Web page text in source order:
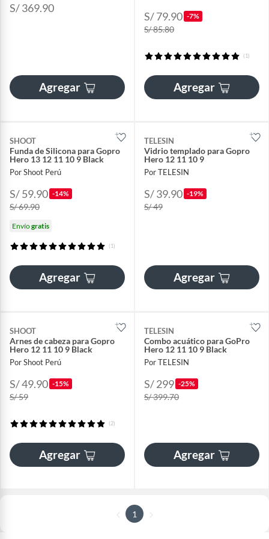
S/ 369.90
Agregar
S/ 79.90 -7%
S/ 85.80
(1)
Agregar
SHOOT
Funda de Silicona para Gopro
Hero 13 12 11 10 9 Black
Por Shoot Perú
S/ 59.90 -14%
S/ 69.90
Envíogratis
(1)
Agregar
TELESIN
Vidrio templado para Gopro
Hero 12 11 10 9
Por TELESIN
S/ 39.90 -19%
S/ 49
Agregar
SHOOT
Arnes de cabeza para Gopro
Hero 12 11 10 9 Black
Por Shoot Perú
S/ 49.90 -15%
S/ 59
(2)
Agregar
TELESIN
Combo acuático para GoPro
Hero 12 11 10 9 Black
Por TELESIN
S/ 299 -25%
S/ 399.70
Agregar
1